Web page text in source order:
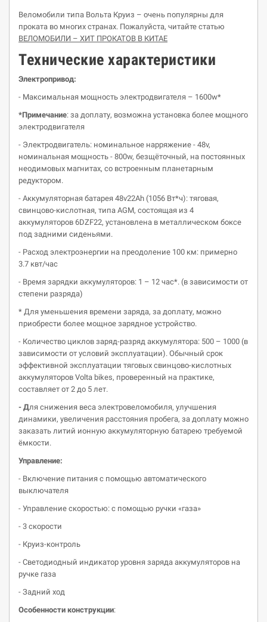
Веломобили типа Вольта Круиз – очень популярны для
проката во многих странах. Пожалуйста, читайте статью
ВЕЛОМОБИЛИ – ХИТ ПРОКАТОВ В КИТАЕ
Технические характеристики
Электропривод:
- Максимальная мощность электродвигателя – 1600w*
*Примечание: за доплату, возможна установка более мощного
электродвигателя
- Электродвигатель: номинальное нарряжение - 48v,
номинальная мощность - 800w, безщёточный, на постоянных
неодимовых магнитах, со встроенным планетарным
редуктором.
- Аккумуляторная батарея 48v22Ah (1056 Вт*ч): тяговая,
свинцово-кислотная, типа AGM, состоящая из 4
аккумуляторов 6DZF22, установлена в металлическом боксе
под задними сиденьями.
- Расход электроэнергии на преодоление 100 км: примерно
3.7 квт/час
- Время зарядки аккумуляторов: 1 – 12 час*. (в зависимости от
степени разряда)
* Для уменьшения времени заряда, за доплату, можно
приобрести более мощное зарядное устройство.
- Количество циклов заряд-разряд аккумулятора: 500 – 1000 (в
зависимости от условий эксплуатации). Обычный срок
эффективной эксплуатации тяговых свинцово-кислотных
аккумуляторов Volta bikes, проверенный на практике,
составляет от 2 до 5 лет.
- Для снижения веса электровеломобиля, улучшения
динамики, увеличения расстояния пробега, за доплату можно
заказать литий ионную аккумуляторную батарею требуемой
ёмкости.
Управление:
- Включение питания с помощью автоматического
выключателя
- Управление скоростью: с помощью ручки «газа»
- 3 скорости
- Круиз-контроль
- Светодиодный индикатор уровня заряда аккумуляторов на
ручке газа
- Задний ход
Особенности конструкции: